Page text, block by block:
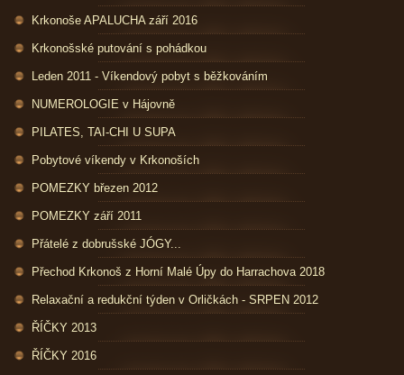
Krkonoše APALUCHA září 2016
Krkonošské putování s pohádkou
Leden 2011 - Víkendový pobyt s běžkováním
NUMEROLOGIE v Hájovně
PILATES, TAI-CHI U SUPA
Pobytové víkendy v Krkonoších
POMEZKY březen 2012
POMEZKY září 2011
Přátelé z dobrušské JÓGY...
Přechod Krkonoš z Horní Malé Úpy do Harrachova 2018
Relaxační a redukční týden v Orličkách - SRPEN 2012
ŘÍČKY 2013
ŘÍČKY 2016